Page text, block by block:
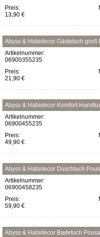
Preis:
13,90 €
Abyss & Habidecor Gästetuch
Artikelnummer:
06900355235
Preis:
21,90 €
Abyss & Habidecor Komfort-
Artikelnummer:
06900455235
Preis:
49,90 €
Abyss & Habidecor Duschtuch
Artikelnummer:
06900458235
Preis:
59,90 €
Abyss & Habidecor Badetuch